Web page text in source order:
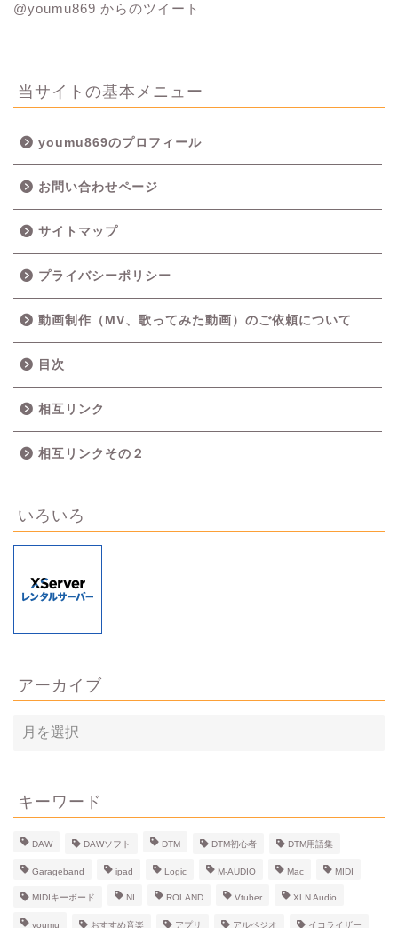
@youmu869 からのツイート
当サイトの基本メニュー
youmu869のプロフィール
お問い合わせページ
サイトマップ
プライバシーポリシー
動画制作（MV、歌ってみた動画）のご依頼について
目次
相互リンク
相互リンクその２
いろいろ
アーカイブ
ア
ー
ブ
キーワード
DAW DAWソフト DTM DTM初心者 DTM用語集
Garageband ipad Logic M-AUDIO Mac MIDI
MIDIキーボード NI ROLAND Vtuber XLN Audio
youmu おすすめ音楽 アプリ アルペジオ イコライザー